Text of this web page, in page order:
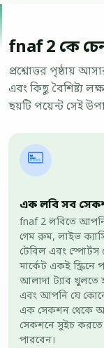
fnaf 2 কে
প্রশ্নোত্তর পৃষ্ঠায়
এবং কিছু বৈশিষ্ট্য
ছয়টি পয়েন্ট সেই
এক লবি সব
fnaf 2 লবিতে
গেম রুম, লাইভ
টেবিল এবং স্পোর্টস
মার্কেট একই স্ক্রিনে
আলাদা ট্যাব খুলতে
এবং আপনি যে
এক সেকশন থেকে
সেকশনে সুইচ করতে
পারবেন।